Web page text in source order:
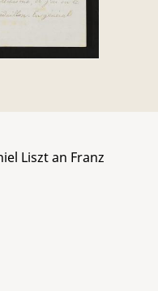
Liszt an Franz